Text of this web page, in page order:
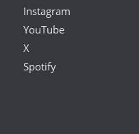
Instagram
YouTube
X
Spotify